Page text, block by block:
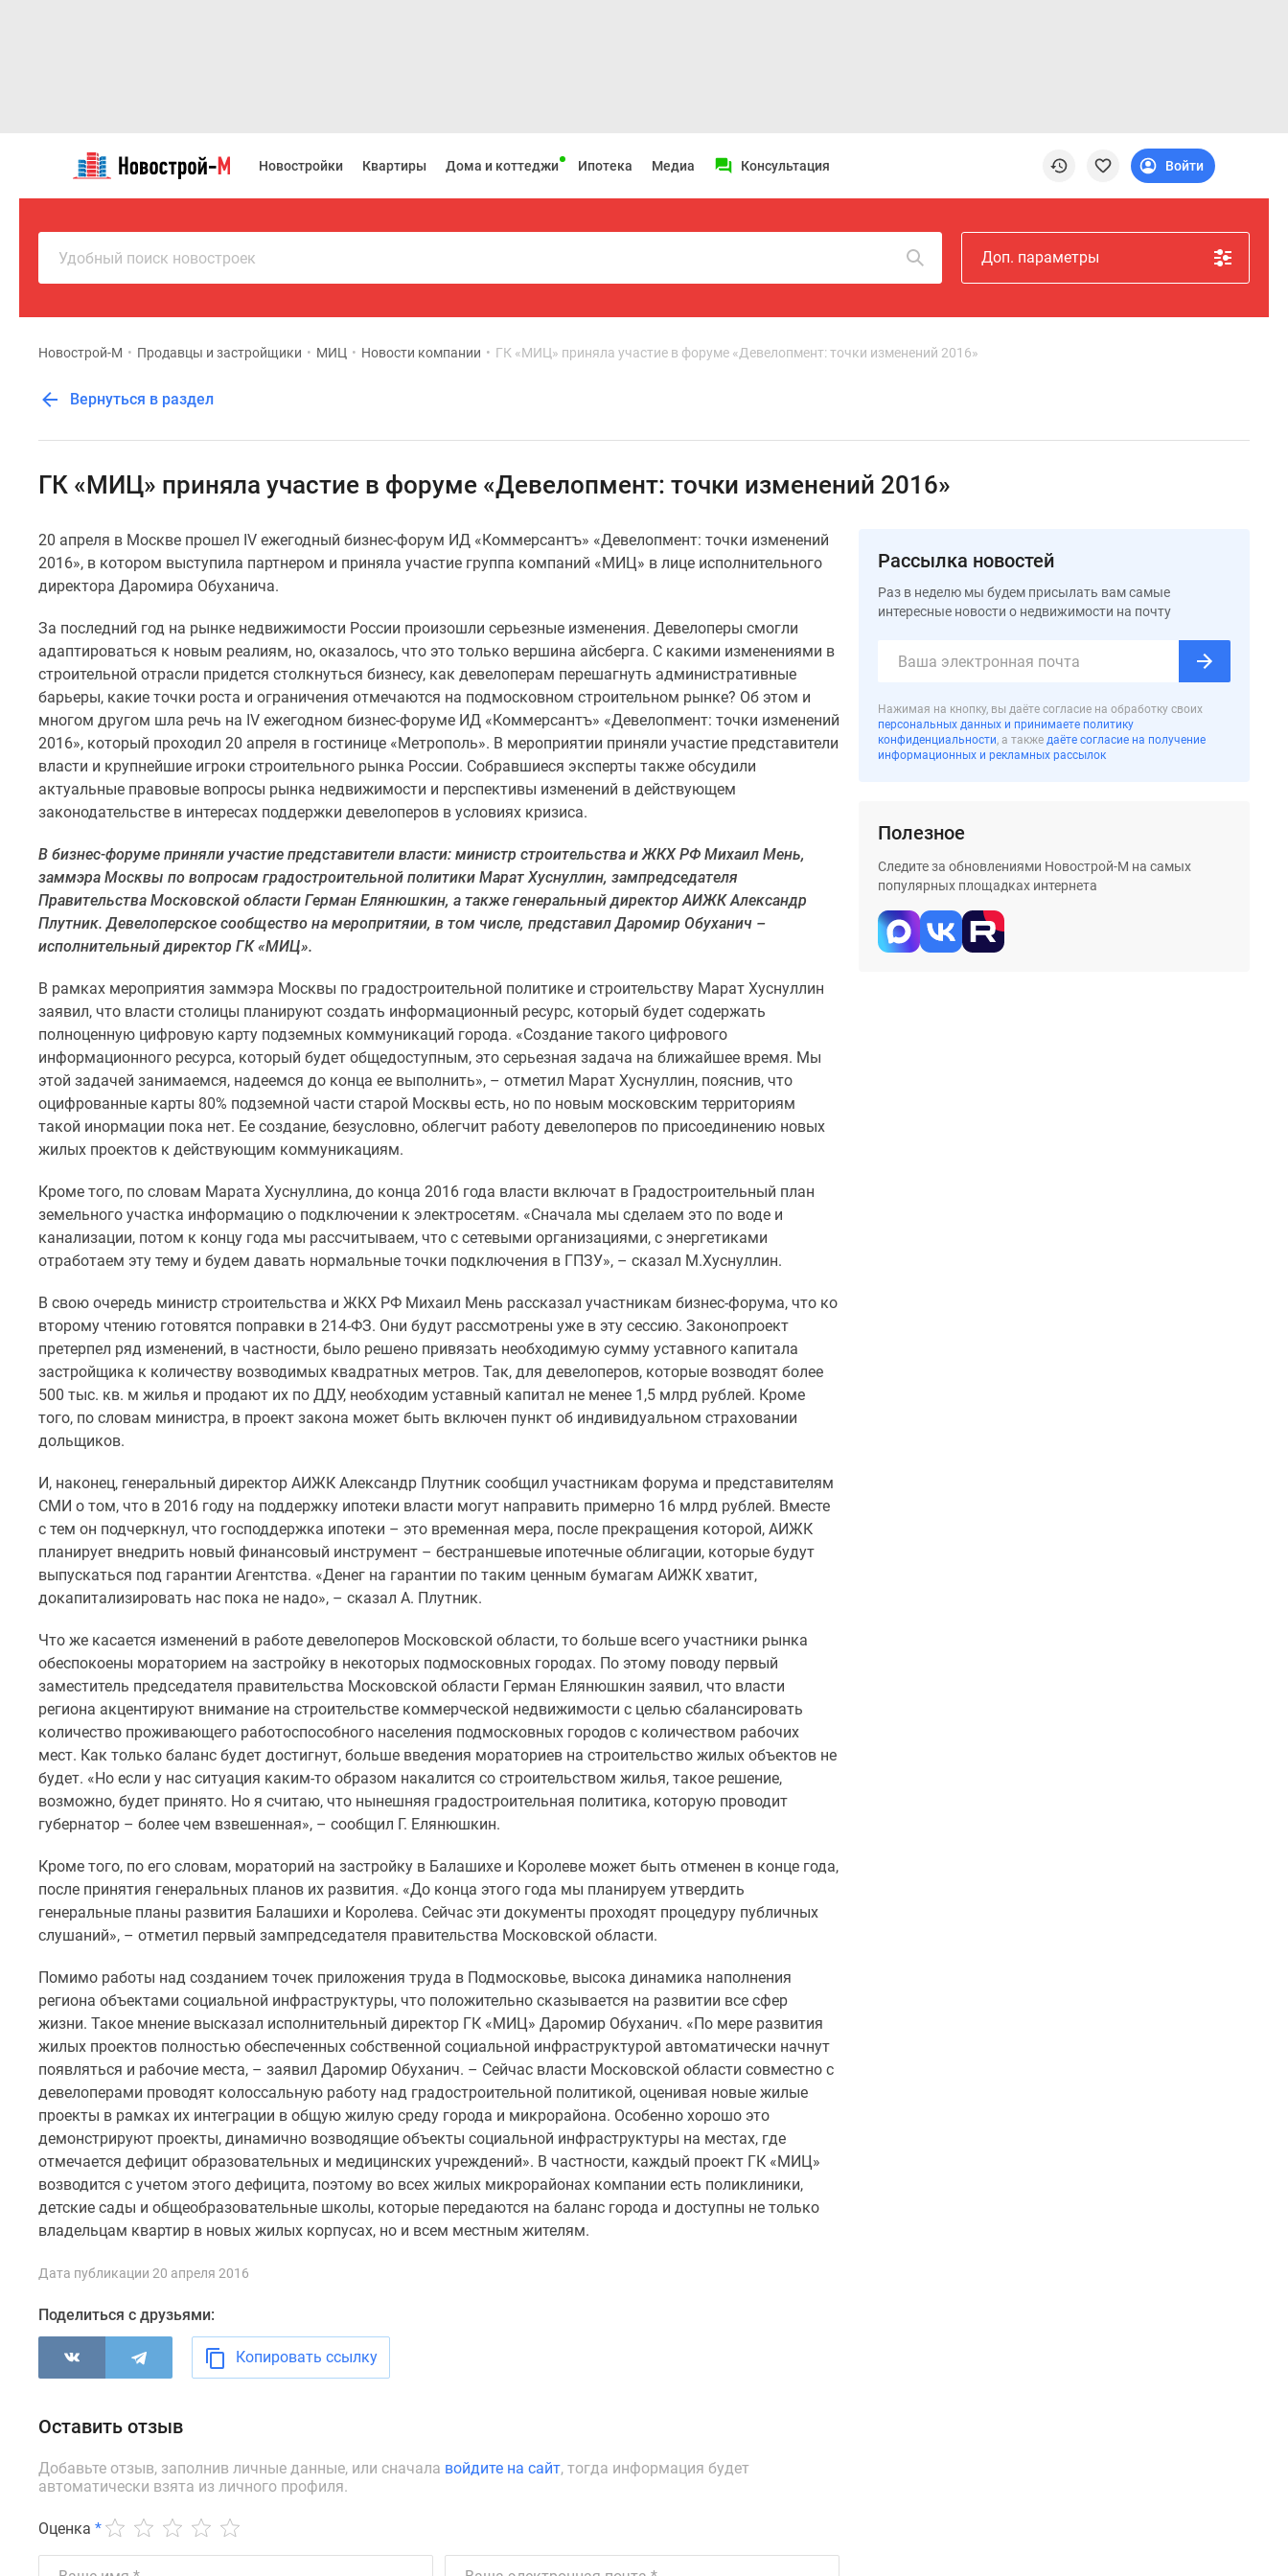
Новостройки
Новостройки
Подмосковья
Москвы
новостройки
помещения
застройщики
Панорамы
новостроек
новостроек
новостроек
Экология
Москвы
Подмосковья
комнатные
Ипотечный
Семейная
ипотека
программы
недвижимости
эксперта
Аналитика
рынка
Покупателю
Экспертиза
Эксперты
авторы
проекте
Реклама
Апартаменты
#траншевая
ипотека
ипотека
скидками
новостроек
Субсидированная
Rutube
Москве
реновации
Москве
класса
Новостройки
бизнес-
класса
ипотека
Коттеджные
Строящиеся
поселки
Коттеджные
Коттеджные
Новостройки Квартиры Дома и коттеджи Ипотека Медиа Консультация Войти
Удобный поиск новостроек Доп. параметры
Новострой-М • Продавцы и застройщики • МИЦ • Новости компании • ГК «МИЦ» приняла участие в форуме «Девелопмент: точки изменений 2016»
Вернуться в раздел
ГК «МИЦ» приняла участие в форуме «Девелопмент: точки изменений 2016»
20 апреля в Москве прошел IV ежегодный бизнес-форум ИД «Коммерсантъ» «Девелопмент: точки изменений
2016», в котором выступила партнером и приняла участие группа компаний «МИЦ» в лице исполнительного
директора Даромира Обуханича.
За последний год на рынке недвижимости России произошли серьезные изменения. Девелоперы смогли
адаптироваться к новым реалиям, но, оказалось, что это только вершина айсберга. С какими изменениями в
строительной отрасли придется столкнуться бизнесу, как девелоперам перешагнуть административные
барьеры, какие точки роста и ограничения отмечаются на подмосковном строительном рынке? Об этом и
многом другом шла речь на IV ежегодном бизнес-форуме ИД «Коммерсантъ» «Девелопмент: точки изменений
2016», который проходил 20 апреля в гостинице «Метрополь». В мероприятии приняли участие представители
власти и крупнейшие игроки строительного рынка России. Собравшиеся эксперты также обсудили
актуальные правовые вопросы рынка недвижимости и перспективы изменений в действующем
законодательстве в интересах поддержки девелоперов в условиях кризиса.
В бизнес-форуме приняли участие представители власти: министр строительства и ЖКХ РФ Михаил Мень,
заммэра Москвы по вопросам градостроительной политики Марат Хуснуллин, зампредседателя
Правительства Московской области Герман Елянюшкин, а также генеральный директор АИЖК Александр
Плутник. Девелоперское сообщество на меропритяии, в том числе, представил Даромир Обуханич –
исполнительный директор ГК «МИЦ».
В рамках мероприятия заммэра Москвы по градостроительной политике и строительству Марат Хуснуллин
заявил, что власти столицы планируют создать информационный ресурс, который будет содержать
полноценную цифровую карту подземных коммуникаций города. «Создание такого цифрового
информационного ресурса, который будет общедоступным, это серьезная задача на ближайшее время. Мы
этой задачей занимаемся, надеемся до конца ее выполнить», – отметил Марат Хуснуллин, пояснив, что
оцифрованные карты 80% подземной части старой Москвы есть, но по новым московским территориям
такой инормации пока нет. Ее создание, безусловно, облегчит работу девелоперов по присоединению новых
жилых проектов к действующим коммуникациям.
Кроме того, по словам Марата Хуснуллина, до конца 2016 года власти включат в Градостроительный план
земельного участка информацию о подключении к электросетям. «Сначала мы сделаем это по воде и
канализации, потом к концу года мы рассчитываем, что с сетевыми организациями, с энергетиками
отработаем эту тему и будем давать нормальные точки подключения в ГПЗУ», – сказал М.Хуснуллин.
В свою очередь министр строительства и ЖКХ РФ Михаил Мень рассказал участникам бизнес-форума, что ко
второму чтению готовятся поправки в 214-ФЗ. Они будут рассмотрены уже в эту сессию. Законопроект
претерпел ряд изменений, в частности, было решено привязать необходимую сумму уставного капитала
застройщика к количеству возводимых квадратных метров. Так, для девелоперов, которые возводят более
500 тыс. кв. м жилья и продают их по ДДУ, необходим уставный капитал не менее 1,5 млрд рублей. Кроме
того, по словам министра, в проект закона может быть включен пункт об индивидуальном страховании
дольщиков.
И, наконец, генеральный директор АИЖК Александр Плутник сообщил участникам форума и представителям
СМИ о том, что в 2016 году на поддержку ипотеки власти могут направить примерно 16 млрд рублей. Вместе
с тем он подчеркнул, что господдержка ипотеки – это временная мера, после прекращения которой, АИЖК
планирует внедрить новый финансовый инструмент – бестраншевые ипотечные облигации, которые будут
выпускаться под гарантии Агентства. «Денег на гарантии по таким ценным бумагам АИЖК хватит,
докапитализировать нас пока не надо», – сказал А. Плутник.
Что же касается изменений в работе девелоперов Московской области, то больше всего участники рынка
обеспокоены мораторием на застройку в некоторых подмосковных городах. По этому поводу первый
заместитель председателя правительства Московской области Герман Елянюшкин заявил, что власти
региона акцентируют внимание на строительстве коммерческой недвижимости с целью сбалансировать
количество проживающего работоспособного населения подмосковных городов с количеством рабочих
мест. Как только баланс будет достигнут, больше введения мораториев на строительство жилых объектов не
будет. «Но если у нас ситуация каким-то образом накалится со строительством жилья, такое решение,
возможно, будет принято. Но я считаю, что нынешняя градостроительная политика, которую проводит
губернатор – более чем взвешенная», – сообщил Г. Елянюшкин.
Кроме того, по его словам, мораторий на застройку в Балашихе и Королеве может быть отменен в конце года,
после принятия генеральных планов их развития. «До конца этого года мы планируем утвердить
генеральные планы развития Балашихи и Королева. Сейчас эти документы проходят процедуру публичных
слушаний», – отметил первый зампредседателя правительства Московской области.
Помимо работы над созданием точек приложения труда в Подмосковье, высока динамика наполнения
региона объектами социальной инфраструктуры, что положительно сказывается на развитии все сфер
жизни. Такое мнение высказал исполнительный директор ГК «МИЦ» Даромир Обуханич. «По мере развития
жилых проектов полностью обеспеченных собственной социальной инфраструктурой автоматически начнут
появляться и рабочие места, – заявил Даромир Обуханич. – Сейчас власти Московской области совместно с
девелоперами проводят колоссальную работу над градостроительной политикой, оценивая новые жилые
проекты в рамках их интеграции в общую жилую среду города и микрорайона. Особенно хорошо это
демонстрируют проекты, динамично возводящие объекты социальной инфраструктуры на местах, где
отмечается дефицит образовательных и медицинских учреждений». В частности, каждый проект ГК «МИЦ»
возводится с учетом этого дефицита, поэтому во всех жилых микрорайонах компании есть поликлиники,
детские сады и общеобразовательные школы, которые передаются на баланс города и доступны не только
владельцам квартир в новых жилых корпусах, но и всем местным жителям.
Дата публикации 20 апреля 2016
Поделиться с друзьями:
Копировать ссылку
Оставить отзыв
Добавьте отзыв, заполнив личные данные, или сначала войдите на сайт, тогда информация будет
автоматически взята из личного профиля.
Оценка *
Рассылка новостей
Раз в неделю мы будем присылать вам самые
интересные новости о недвижимости на почту
Нажимая на кнопку, вы даёте согласие на обработку своих
персональных данных и принимаете политику
конфиденциальности, а также даёте согласие на получение
информационных и рекламных рассылок
Полезное
Следите за обновлениями Новострой-М на самых
популярных площадках интернета